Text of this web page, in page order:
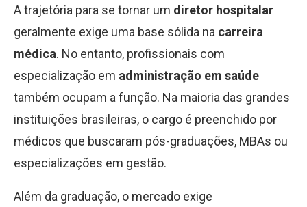
A trajetória para se tornar um diretor hospitalar
geralmente exige uma base sólida na carreira
médica. No entanto, profissionais com
especialização em administração em saúde
também ocupam a função. Na maioria das grandes
instituições brasileiras, o cargo é preenchido por
médicos que buscaram pós-graduações, MBAs ou
especializações em gestão.
Além da graduação, o mercado exige